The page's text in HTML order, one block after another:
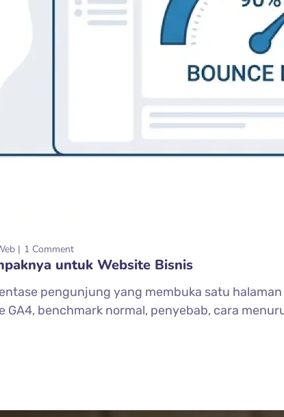
1 Comment
untuk Website Bisnis
pengunjung yang membuka satu
benchmark normal, penyebab, cara